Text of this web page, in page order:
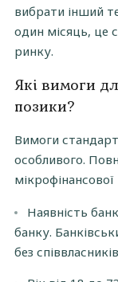
вибрати інший
один місяць, це
ринку.
Які вимоги
позики?
Вимоги
особливого.
мікрофінансової
Наявність
банку.
без